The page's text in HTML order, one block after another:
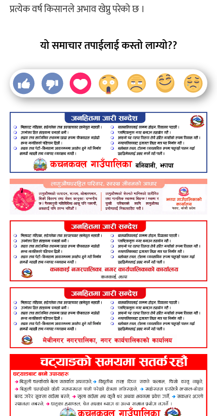
प्रत्येक वर्ष किसानले अभाव खेप्नु परेको छ ।
यो समाचार तपाईलाई कस्तो लाग्यो??